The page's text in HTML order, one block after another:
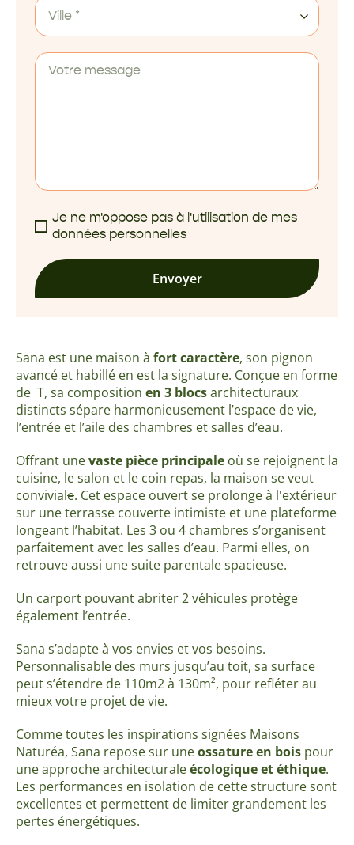
Sana est une maison à fort caractère, son pignon
avancé et habillé en est la signature. Conçue en forme
de T, sa composition en 3 blocsarchitecturaux
distincts sépare harmonieusement l’espace de vie,
l’entrée et l’aile des chambres et salles d’eau.
Offrant unevaste pièce principale où se rejoignent la
cuisine, le salon et le coin repas, la maison se veut
conviviale. Cet espace ouvert se prolonge à l'extérieur
sur une terrasse couverte intimiste et une plateforme
longeant l’habitat. Les 3 ou 4 chambres s’organisent
parfaitement avec les salles d’eau. Parmi elles, on
retrouve aussi une suite parentale spacieuse.
Un carport pouvant abriter 2 véhicules protège
également l’entrée.
Sana s’adapte à vos envies et vos besoins.
Personnalisable des murs jusqu’au toit, sa surface
peut s’étendre de 110m2 à 130m², pour refléter au
mieux votre projet de vie.
Comme toutes les inspirations signées Maisons
Naturéa, Sana repose sur uneossature en bois pour
une approche architecturaleécologique et éthique.
Les performances en isolation de cette structure sont
excellentes et permettent de limiter grandement les
pertes énergétiques.
Ville *
Je ne m'oppose pas à l'utilisation de mes
données personnelles
Envoyer